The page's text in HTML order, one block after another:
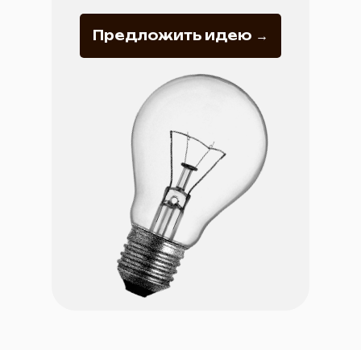
Предложить идею →